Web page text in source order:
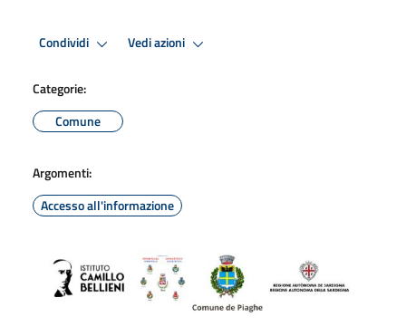
Condividi Vedi azioni
Categorie:
Comune
Argomenti:
Accesso all'informazione